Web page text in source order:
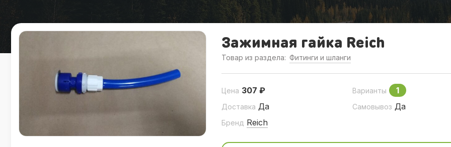
Зажимная гайка Reich
Товар из раздела: Фитинги и шланги
Цена 307 ₽ Варианты 1
Доставка Да Самовывоз Да
Бренд Reich